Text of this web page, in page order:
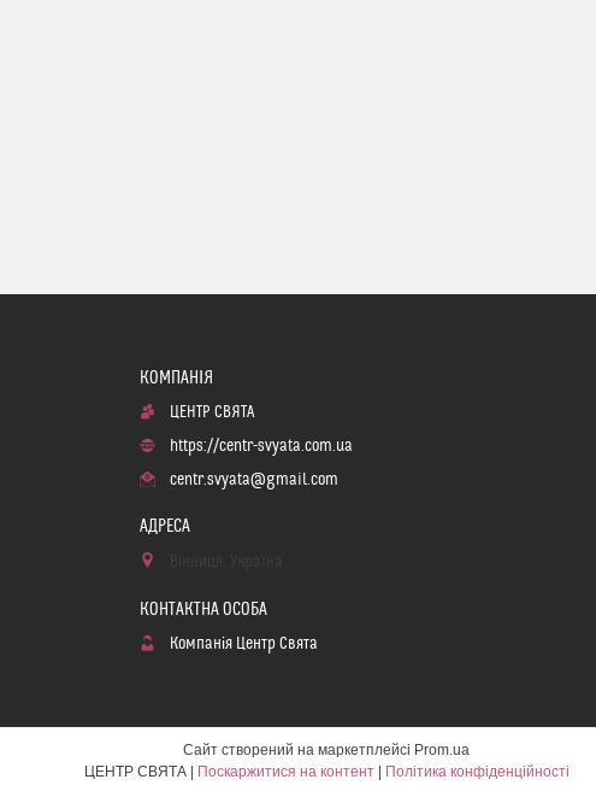
ЦЕНТР СВЯТА
https://centr-svyata.com.ua
centr.svyata@gmail.com
Компанія Центр Свята
Сайт створений на маркетплейсі Prom.ua
ЦЕНТР СВЯТА | Поскаржитися на контент | Політика конфіденційності